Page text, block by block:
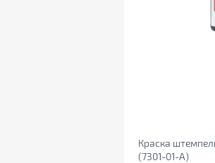
Краска
(7301-01-A)